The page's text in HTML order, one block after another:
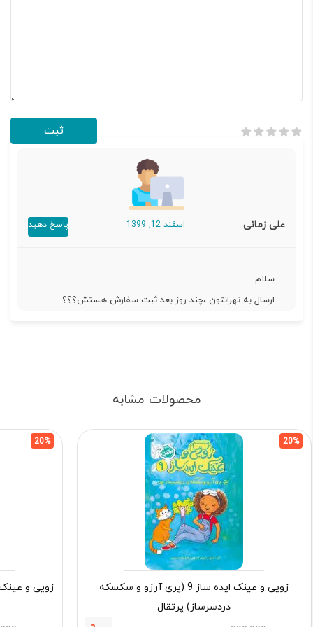
علی زمانی اسفند 12, 1399 پاسخ دهید
سلام
ارسال به تهرانتون ،چند روز بعد ثبت سفارش هستش؟؟؟
محصولات مشابه
20%
زویی و عینک ایده ساز 9 (پری آرزو و سکسکه
دردسرساز) پرتقال
20%